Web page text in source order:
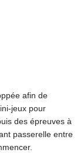
afin de
jeux pour
des épreuves à
passerelle entre